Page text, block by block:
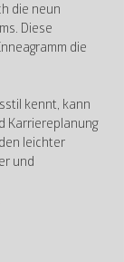
die neun
Diese
die
kennt, kann
Karriereplanung
leichter
und